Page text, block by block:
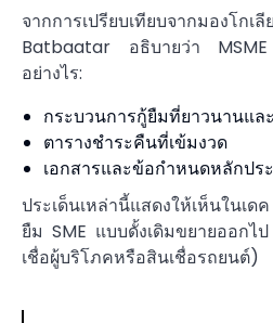
จากการเปรียบเทียบจากมองโกเ
Batbaatar อธิบายว่า MSME
อย่างไร:
กระบวนการกู้ยืมที่ยาวนานแ
ตารางชำระคืนที่เข้มงวด
เอกสารและข้อกำหนดหลักปร
ประเด็นเหล่านี้แสดงให้เห็นในเด
ยืม SME แบบดั้งเดิมขยายออกไ
เชื่อผู้บริโภคหรือสินเชื่อรถยนต์)